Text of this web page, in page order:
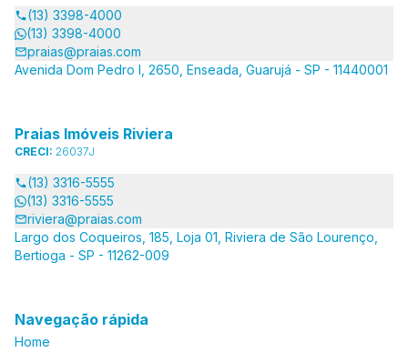
(13) 3398-4000
(13) 3398-4000
praias@praias.com
Avenida Dom Pedro I, 2650, Enseada, Guarujá - SP - 11440001
Praias Imóveis Riviera
CRECI: 26037J
(13) 3316-5555
(13) 3316-5555
riviera@praias.com
Largo dos Coqueiros, 185, Loja 01, Riviera de São Lourenço,
Bertioga - SP - 11262-009
Navegação rápida
Home